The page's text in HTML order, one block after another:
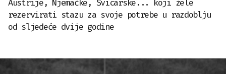
Austrije, Njemačke, Švicarske... koji žele
rezervirati stazu za svoje potrebe u razdoblju
od sljedeće dvije godine